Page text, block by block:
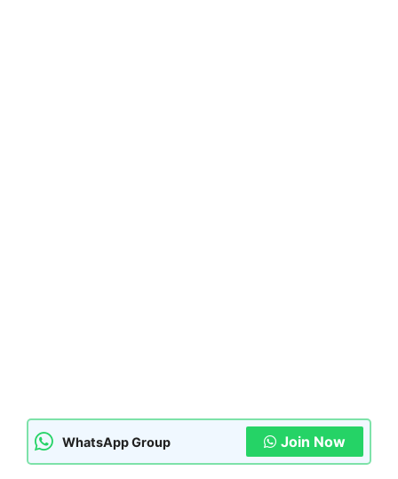
WhatsApp Group Join Now